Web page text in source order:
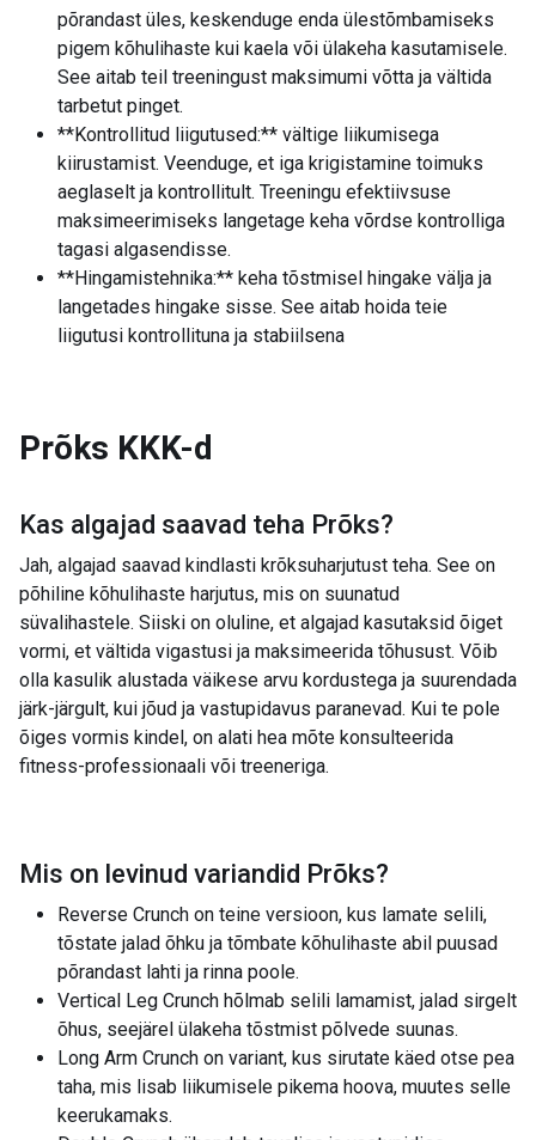
põrandast üles, keskenduge enda ülestõmbamiseks
pigem kõhulihaste kui kaela või ülakeha kasutamisele.
See aitab teil treeningust maksimumi võtta ja vältida
tarbetut pinget.
**Kontrollitud liigutused:** vältige liikumisega
kiirustamist. Veenduge, et iga krigistamine toimuks
aeglaselt ja kontrollitult. Treeningu efektiivsuse
maksimeerimiseks langetage keha võrdse kontrolliga
tagasi algasendisse.
**Hingamistehnika:** keha tõstmisel hingake välja ja
langetades hingake sisse. See aitab hoida teie
liigutusi kontrollituna ja stabiilsena
Prõks KKK-d
Kas algajad saavad teha Prõks?
Jah, algajad saavad kindlasti krõksuharjutust teha. See on
põhiline kõhulihaste harjutus, mis on suunatud
süvalihastele. Siiski on oluline, et algajad kasutaksid õiget
vormi, et vältida vigastusi ja maksimeerida tõhusust. Võib
olla kasulik alustada väikese arvu kordustega ja suurendada
järk-järgult, kui jõud ja vastupidavus paranevad. Kui te pole
õiges vormis kindel, on alati hea mõte konsulteerida
fitness-professionaali või treeneriga.
Mis on levinud variandid Prõks?
Reverse Crunch on teine ​​versioon, kus lamate selili,
tõstate jalad õhku ja tõmbate kõhulihaste abil puusad
põrandast lahti ja rinna poole.
Vertical Leg Crunch hõlmab selili lamamist, jalad sirgelt
õhus, seejärel ülakeha tõstmist põlvede suunas.
Long Arm Crunch on variant, kus sirutate käed otse pea
taha, mis lisab liikumisele pikema hoova, muutes selle
keerukamaks.